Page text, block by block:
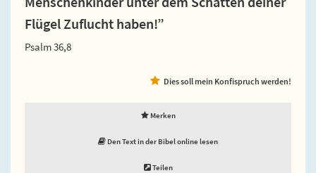
Flügel Zuflucht haben!”
Psalm 36,8
Dies soll mein Konfispruch werden!
Merken
Den Text in der Bibel online lesen
Teilen